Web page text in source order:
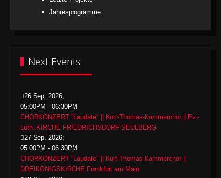
Jahresprogramme
Next Events
26 Sep. 2026;
05:00PM - 06:30PM
CHORKONZERT "Laudate" || Kurt-Thomas-Kammerchor || Ev.-
Luth. KIRCHE FRIEDRICHSDORF-SEULBERG
27 Sep. 2026;
05:00PM - 06:30PM
CHORKONZERT "Laudate" || Kurt-Thomas-Kammerchor ||
DREIKÖNIGSKIRCHE Frankfurt am Main